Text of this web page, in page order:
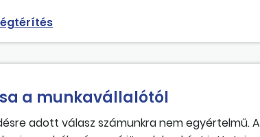
a munkavállalótól
adott válasz számunkra nem egyértelmű. A